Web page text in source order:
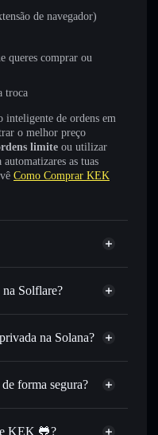
de navegador)
queres comprar ou
troca
de ordens em
o melhor preço
limite ou utilizar
as tuas
Como Comprar KEK
Solflare?
KEK por SOL, USDC
o melhor preço
na Solana?
de Privacidade
forma segura?
🐸
carteira
KEK 🐸?